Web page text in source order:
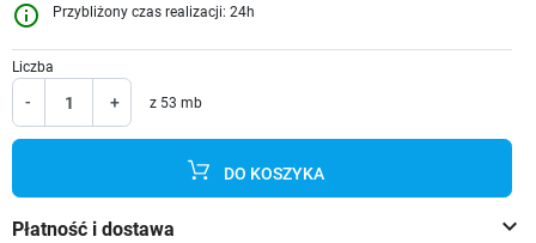
info_outline Przybliżony czas realizacji: 24h
Liczba
- + z 53 mb
DO KOSZYKA
keyboard_arrow_down
Płatność i dostawa